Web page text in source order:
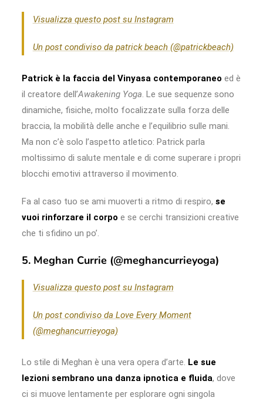
Visualizza questo post su Instagram
Un post condiviso da patrick beach (@patrickbeach)
Patrick è la faccia del Vinyasa contemporaneo ed è
il creatore dell’Awakening Yoga. Le sue sequenze sono
dinamiche, fisiche, molto focalizzate sulla forza delle
braccia, la mobilità delle anche e l’equilibrio sulle mani.
Ma non c’è solo l’aspetto atletico: Patrick parla
moltissimo di salute mentale e di come superare i propri
blocchi emotivi attraverso il movimento.
Fa al caso tuo se ami muoverti a ritmo di respiro, se
vuoi rinforzare il corpo e se cerchi transizioni creative
che ti sfidino un po’.
5. Meghan Currie (@meghancurrieyoga)
Visualizza questo post su Instagram
Un post condiviso da Love Every Moment
(@meghancurrieyoga)
Lo stile di Meghan è una vera opera d’arte. Le sue
lezioni sembrano una danza ipnotica e fluida, dove
ci si muove lentamente per esplorare ogni singola